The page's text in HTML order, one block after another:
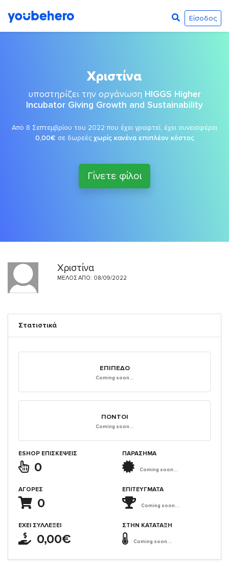
Είσοδος
Χριστίνα
υποστηρίζει την οργάνωση HIGGS Higher
Incubator Giving Growth and Sustainability
Από 8 Σεπτεμβρίου του 2022 που έχει γραφτεί, έχει συνεισφέρει
0,00€ σε δωρεές χωρίς κανένα επιπλέον κόστος
Γίνετε φίλοι
Χριστίνα
ΜΈΛΟΣ ΑΠΌ: 08/09/2022
Στατιστικά
ΕΠΊΠΕΔΟ
Coming soon...
ΠΌΝΤΟΙ
Coming soon...
ESHOP ΕΠΙΣΚΈΨΕΙΣ
0
ΑΓΟΡΈΣ
0
ΈΧΕΙ ΣΥΛΛΈΞΕΙ
0,00€
ΠΑΡΑΣΗΜΑ
Coming soon...
ΕΠΙΤΕΎΓΜΑΤΑ
Coming soon...
ΣΤΗΝ ΚΑΤΆΤΑΞΗ
Coming soon...